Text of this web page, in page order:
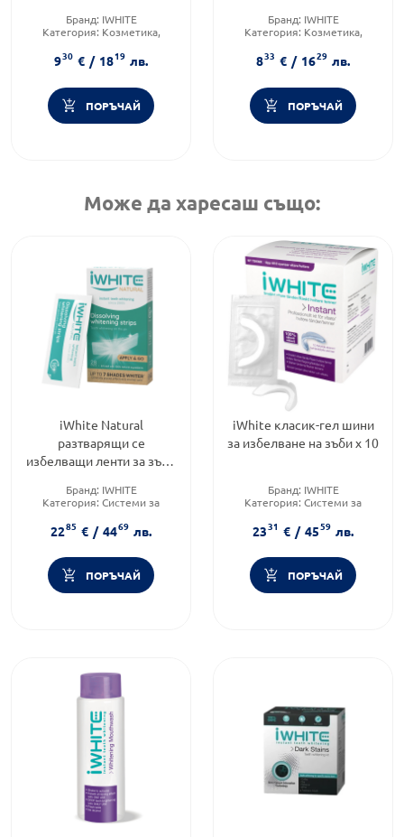
Бранд: IWHITE
Категория: Козметика,
Форма на продукта:паста за
зъби
930 € / 1819 лв.
ПОРЪЧАЙ
Бранд: IWHITE
Категория: Козметика,
Форма на продукта:паста за
зъби
833 € / 1629 лв.
ПОРЪЧАЙ
Може да харесаш също:
iWhite Natural
разтварящи се
избелващи ленти за зъби
Бранд: IWHITE
Категория: Системи за
Форма на продукта:ленти
2285 € / 4469 лв.
ПОРЪЧАЙ
iWhite класик-гел шини
за избелване на зъби x 10
Бранд: IWHITE
Категория: Системи за
Форма на продукта:гел
2331 € / 4559 лв.
ПОРЪЧАЙ